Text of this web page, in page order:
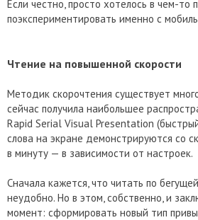
Если честно, просто хотелось в чем-то
поэкспериментировать именно с
Чтение на повышенной скорости
Методик скорочтения существует
сейчас получила наибольшее
Rapid Serial Visual Presentation
слова на экране демонстрируются со
в минуту — в зависимости от настроек.
Сначала кажется, что читать по
неудобно. Но в этом, собственно, и
момент: сформировать новый тип